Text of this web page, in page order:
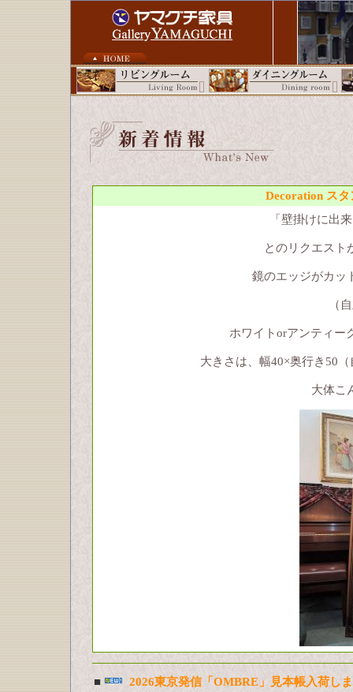
Decoration ス
「壁掛けに出
とのリクエスト
鏡のエッジがカッ
（
ホワイトorアンティー
大きさは、幅40×奥行き50
大体こ
■
2026東京発信「OMBRE」見本帳入荷し